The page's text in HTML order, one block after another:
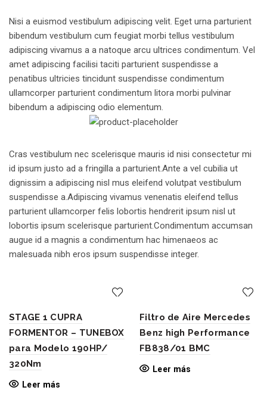
Nisi a euismod vestibulum adipiscing velit. Eget urna parturient
bibendum vestibulum cum feugiat morbi tellus vestibulum
adipiscing vivamus a a natoque arcu ultrices condimentum. Vel
amet adipiscing facilisi taciti parturient suspendisse a
penatibus ultricies tincidunt suspendisse condimentum
ullamcorper parturient condimentum litora morbi pulvinar
bibendum a adipiscing odio elementum.
Cras vestibulum nec scelerisque mauris id nisi consectetur mi
id ipsum justo ad a fringilla a parturient.Ante a vel cubilia ut
dignissim a adipiscing nisl mus eleifend volutpat vestibulum
suspendisse a.Adipiscing vivamus venenatis eleifend tellus
parturient ullamcorper felis lobortis hendrerit ipsum nisl ut
lobortis ipsum scelerisque parturient.Condimentum accumsan
augue id a magnis a condimentum hac himenaeos ac
malesuada nibh eros ipsum suspendisse integer.
STAGE 1 CUPRA
FORMENTOR – TUNEBOX
para Modelo 190HP/
320Nm
Leer más
Filtro de Aire Mercedes
Benz high Performance
FB838/01 BMC
Leer más